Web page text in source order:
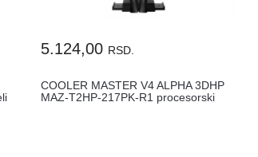
5.124,00 RSD.
COOLER MASTER V4 ALPHA 3DHP
MAZ-T2HP-217PK-R1 procesorski